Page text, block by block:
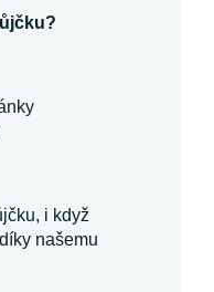
i když
našemu